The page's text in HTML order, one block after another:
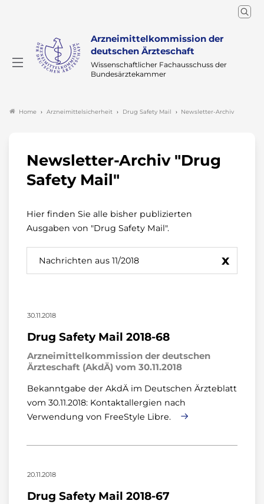
Arzneimittelkommission der
deutschen Ärzteschaft
Wissenschaftlicher Fachausschuss der
Bundesärztekammer
Home Arzneimittelsicherheit Drug Safety Mail Newsletter-Archiv
Newsletter-Archiv "Drug
Safety Mail"
Hier finden Sie alle bisher publizierten
Ausgaben von "Drug Safety Mail".
Nachrichten aus 11/2018 x
30.11.2018
Drug Safety Mail 2018-68
Arzneimittelkommission der deutschen
Ärzteschaft (AkdÄ) vom 30.11.2018
Bekanntgabe der AkdÄ im Deutschen Ärzteblatt
vom 30.11.2018: Kontaktallergien nach
Verwendung von FreeStyle Libre.
20.11.2018
Drug Safety Mail 2018-67